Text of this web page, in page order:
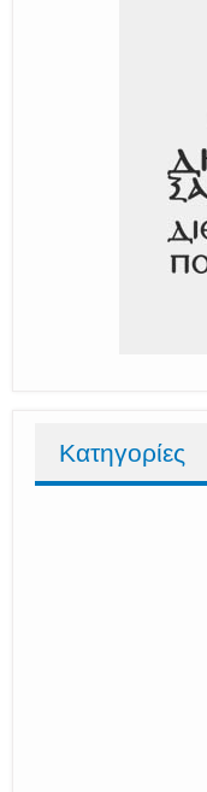
Κατηγορίες